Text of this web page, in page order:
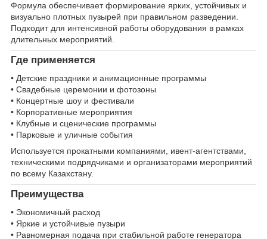
Формула обеспечивает формирование ярких, устойчивых и
визуально плотных пузырей при правильном разведении.
Подходит для интенсивной работы оборудования в рамках
длительных мероприятий.
Где применяется
• Детские праздники и анимационные программы
• Свадебные церемонии и фотозоны
• Концертные шоу и фестивали
• Корпоративные мероприятия
• Клубные и сценические программы
• Парковые и уличные события
Используется прокатными компаниями, ивент-агентствами,
техническими подрядчиками и организаторами мероприятий
по всему Казахстану.
Преимущества
• Экономичный расход
• Яркие и устойчивые пузыри
• Равномерная подача при стабильной работе генератора